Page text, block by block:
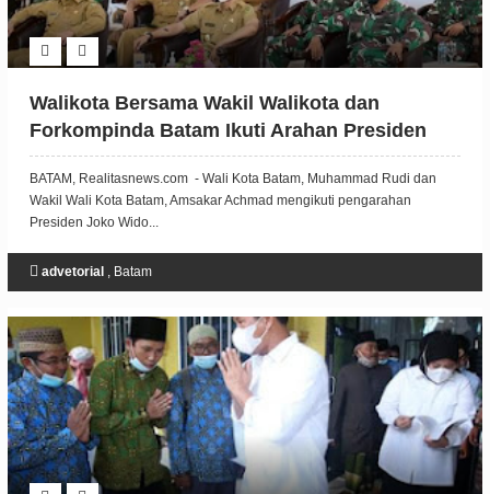
Walikota Bersama Wakil Walikota dan
Forkompinda Batam Ikuti Arahan Presiden
Secara Virtual
BATAM, Realitasnews.com - Wali Kota Batam, Muhammad Rudi dan
Wakil Wali Kota Batam, Amsakar Achmad mengikuti pengarahan
Presiden Joko Wido...
advetorial, Batam